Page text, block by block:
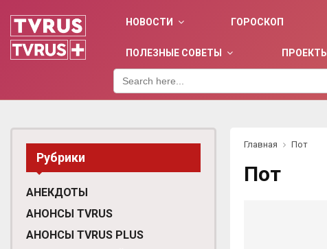
НОВОСТИ ГОРОСКОП
ПОЛЕЗНЫЕ СОВЕТЫ ПРОЕКТЫ
Search
for:
Главная Пот
Пот
Рубрики
АНЕКДОТЫ
АНОНСЫ TVRUS
АНОНСЫ TVRUS PLUS